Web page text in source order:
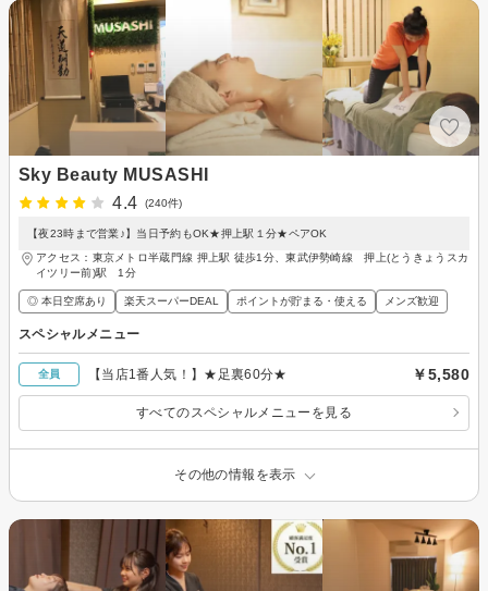
Sky Beauty MUSASHI
4.4
(240件)
【夜23時まで営業♪】当日予約もOK★押上駅１分★ペアOK
アクセス：東京メトロ半蔵門線 押上駅 徒歩1分、東武伊勢崎線 押上(とうきょうスカ
イツリー前)駅 1分
◎ 本日空席あり 楽天スーパーDEAL ポイントが貯まる・使える メンズ歓迎
スペシャルメニュー
全員 【当店1番人気！】★足裏60分★ ￥5,580
すべてのスペシャルメニューを見る
その他の情報を表示